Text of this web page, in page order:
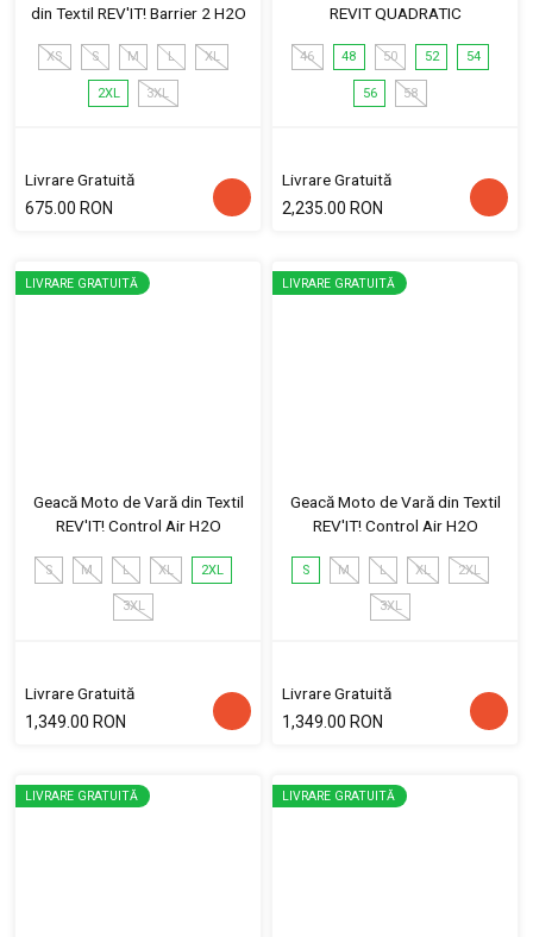
din Textil REV'IT! Barrier 2 H2O
XS S M L XL
2XL 3XL
Livrare Gratuită
675.00 RON
REVIT QUADRATIC
46 48 50 52 54
56 58
Livrare Gratuită
2,235.00 RON
LIVRARE GRATUITĂ
Geacă Moto de Vară din Textil
REV'IT! Control Air H2O
S M L XL 2XL
3XL
Livrare Gratuită
1,349.00 RON
LIVRARE GRATUITĂ
Geacă Moto de Vară din Textil
REV'IT! Control Air H2O
S M L XL 2XL
3XL
Livrare Gratuită
1,349.00 RON
LIVRARE GRATUITĂ LIVRARE GRATUITĂ